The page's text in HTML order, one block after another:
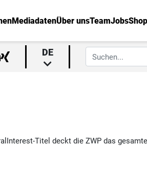
MediadatenÜber unsTeamJobsShop
DE
Titel deckt die ZWP das